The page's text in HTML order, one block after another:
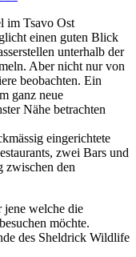
im Tsavo Ost
einen guten Blick
unterhalb der
Aber nicht nur von
beobachten. Ein
ganz neue
Nähe betrachten
eingerichtete
zwei Bars und
zwischen den
jene welche die
möchte.
des Sheldrick Wildlife